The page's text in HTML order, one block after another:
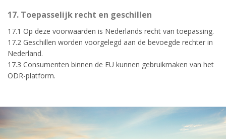
17. Toepasselijk recht en geschillen
17.1 Op deze voorwaarden is Nederlands recht van toepassing.
17.2 Geschillen worden voorgelegd aan de bevoegde rechter in
Nederland.
17.3 Consumenten binnen de EU kunnen gebruikmaken van het
ODR-platform.